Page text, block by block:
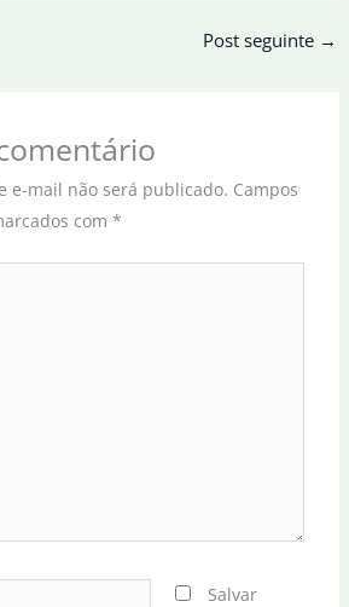
Post seguinte →
e-mail não será publicado. Campos
com *
Salvar